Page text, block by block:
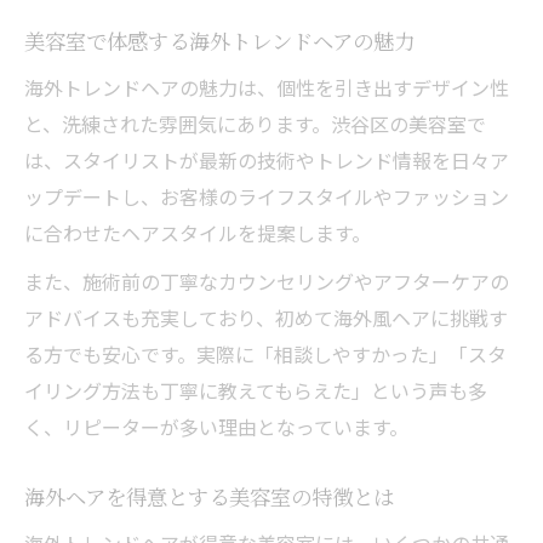
美容室で体感する海外トレンドヘアの魅力
海外トレンドヘアの魅力は、個性を引き出すデザイン性
と、洗練された雰囲気にあります。渋谷区の美容室で
は、スタイリストが最新の技術やトレンド情報を日々ア
ップデートし、お客様のライフスタイルやファッション
に合わせたヘアスタイルを提案します。
また、施術前の丁寧なカウンセリングやアフターケアの
アドバイスも充実しており、初めて海外風ヘアに挑戦す
る方でも安心です。実際に「相談しやすかった」「スタ
イリング方法も丁寧に教えてもらえた」という声も多
く、リピーターが多い理由となっています。
海外ヘアを得意とする美容室の特徴とは